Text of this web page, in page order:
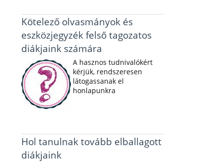
Kötelező olvasmányok és
eszközjegyzék felső tagozatos
diákjaink számára
A hasznos tudnivalókért
kérjük, rendszeresen
látogassanak el
honlapunkra
Hol tanulnak tovább elballagott
diákjaink